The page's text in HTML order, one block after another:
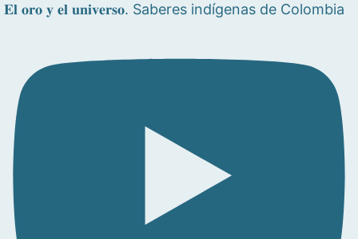
𝐄𝐥 𝐨𝐫𝐨 𝐲 𝐞𝐥 𝐮𝐧𝐢𝐯𝐞𝐫𝐬𝐨. Saberes indígenas de Colombia